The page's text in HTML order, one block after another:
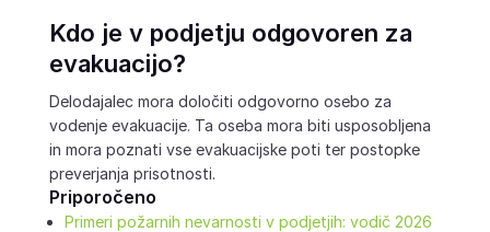
Kdo je v podjetju odgovoren za
evakuacijo?
Delodajalec mora določiti odgovorno osebo za
vodenje evakuacije. Ta oseba mora biti usposobljena
in mora poznati vse evakuacijske poti ter postopke
preverjanja prisotnosti.
Priporočeno
Primeri požarnih nevarnosti v podjetjih: vodič 2026